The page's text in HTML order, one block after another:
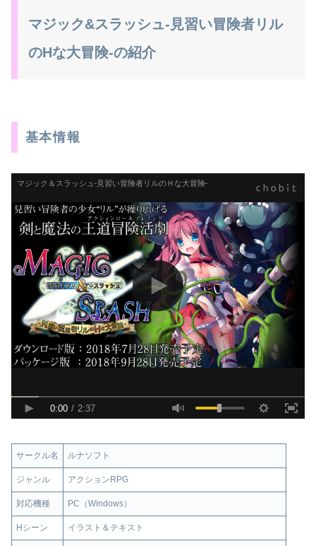
マジック&スラッシュ-見習い冒険者リル
のHな大冒険-の紹介
基本情報
サークル名 ルナソフト
ジャンル アクションRPG
対応機種 PC（Windows）
Hシーン イラスト＆テキスト